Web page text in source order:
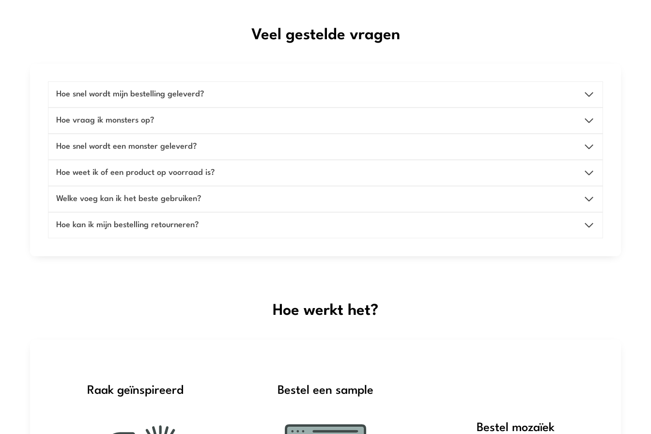
Veel gestelde vragen
Hoe snel wordt mijn bestelling geleverd?
Hoe vraag ik monsters op?
Hoe snel wordt een monster geleverd?
Hoe weet ik of een product op voorraad is?
Welke voeg kan ik het beste gebruiken?
Hoe kan ik mijn bestelling retourneren?
Hoe werkt het?
Raak geïnspireerd Bestel een sample
Bestel mozaïek